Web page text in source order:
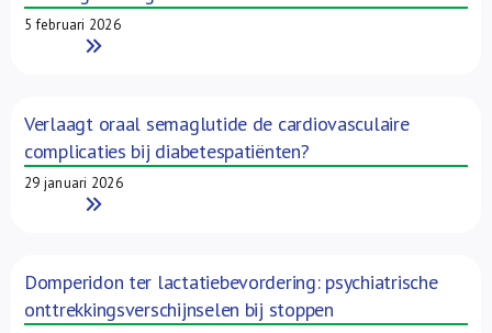
5 februari 2026
Read More
Verlaagt oraal semaglutide de cardiovasculaire
complicaties bij diabetespatiënten?
29 januari 2026
Read More
Domperidon ter lactatiebevordering: psychiatrische
onttrekkingsverschijnselen bij stoppen